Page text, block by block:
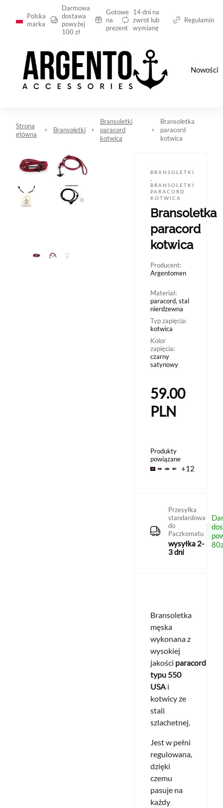
Polska
marka
Darmowa
dostawa
powyżej
100 zł
Gotowe
na
prezent
14 dni na
zwrot lub
wymianę
Regulamin
Nowości
Strona
główna
Bransoletki
Bransoletki
paracord
kotwica
Bransoletka
paracord
kotwica
BRANSOLETKI
BRANSOLETKI
PARACORD
KOTWICA
Bransoletka
paracord
kotwica
Producent:
Argentomen
Materiał:
paracord, stal
nierdzewna
Typ zapięcia:
kotwica
Kolor
zapięcia:
czarny
satynowy
59.00
PLN
Produkty
powiązane
+12
Przesyłka
standardowa
do
Paczkomatu
wysyłka 2-
3 dni
Bransoletka
męska
wykonana z
wysokiej
jakości paracordu
typu 550
USA i
kotwicy ze
stali
szlachetnej.
Jest w pełni
regulowana,
dzięki
czemu
pasuje na
każdy